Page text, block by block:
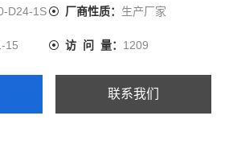
温湿度控制语音提示功能
20mA输出单相电流表
战，
D24-1S 厂商性质： 生产厂家
15 访 问 量： 1209
联系我们